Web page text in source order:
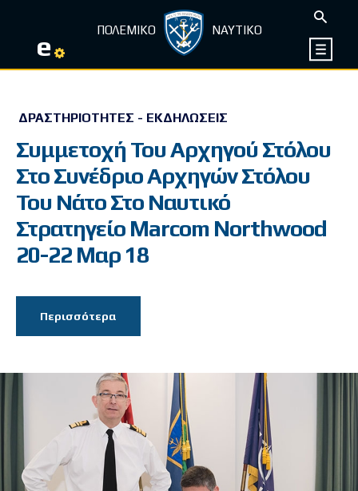
e ΠΟΛΕΜΙΚΟ ΝΑΥΤΙΚΟ
ΔΡΑΣΤΗΡΙΌΤΗΤΕΣ - ΕΚΔΗΛΏΣΕΙΣ
Συμμετοχή Του Αρχηγού Στόλου
Στο Συνέδριο Αρχηγών Στόλου
Του Νάτο Στο Ναυτικό
Στρατηγείο Marcom Northwood
20-22 Mαρ 18
Περισσότερα